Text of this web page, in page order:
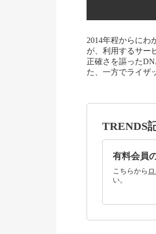
2014年程からにわ
が、利用するサー
正確さを謳った
た、一方でライザ
TRENDS
有料会員
こちらから
い。